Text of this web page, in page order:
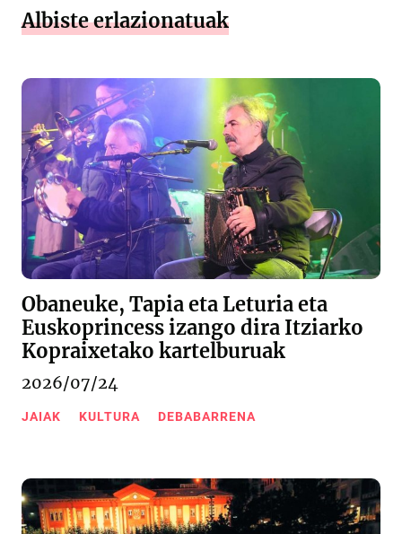
Albiste erlazionatuak
Obaneuke, Tapia eta Leturia eta
Euskoprincess izango dira Itziarko
Kopraixetako kartelburuak
2026/07/24
JAIAK KULTURA DEBABARRENA